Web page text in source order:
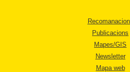
Publicacions
Mapes/GIS
Newsletter
Mapa web